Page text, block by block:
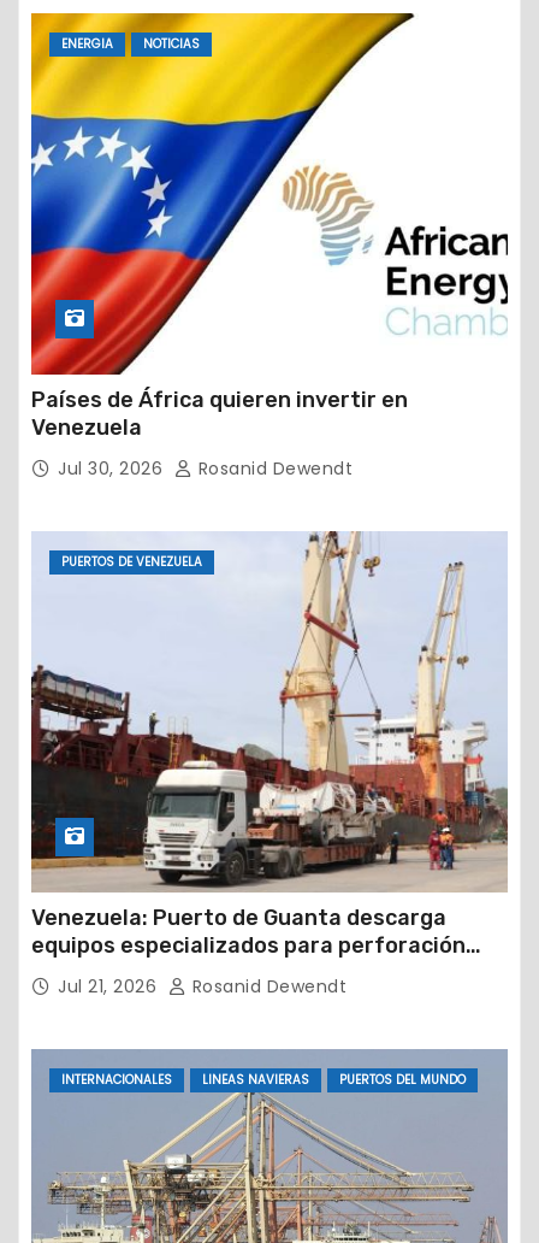
ENERGIA NOTICIAS
Países de África quieren invertir en
Venezuela
Jul 30, 2026 Rosanid Dewendt
PUERTOS DE VENEZUELA
Venezuela: Puerto de Guanta descarga
equipos especializados para perforación
petrolera
Jul 21, 2026 Rosanid Dewendt
INTERNACIONALES LINEAS NAVIERAS PUERTOS DEL MUNDO